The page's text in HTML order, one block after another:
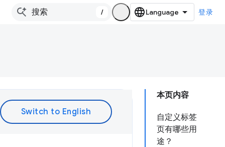
/ 登录
本页内容
自定义标签
页有哪些用
途？